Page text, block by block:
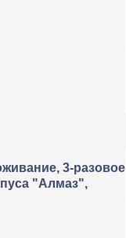
3-разовое
"Алмаз",